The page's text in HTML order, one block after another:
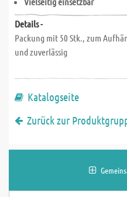
Details -
Packung mit 50 Stk., zum
und zuverlässig
Katalogseite
Zurück zur